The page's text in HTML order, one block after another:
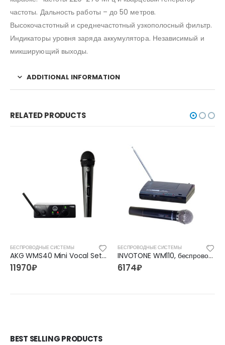
частоты. Дальность работы – до 50 метров.
Высокочастотный и среднечастотный узкополосный фильтр.
Индикаторы уровня заряда аккумулятора. Независимый и
микширующий выходы.
ADDITIONAL INFORMATION
RELATED PRODUCTS
БЕСПРОВОДНЫЕ СИСТЕМЫ
AKG WMS40 Mini Vocal Set BD US25A, беспроводные аудиосистемы
11970₽
БЕСПРОВОДНЫЕ СИСТЕМЫ
INVOTONE WM110, беспроводные аудиосистемы
6174₽
BEST SELLING PRODUCTS